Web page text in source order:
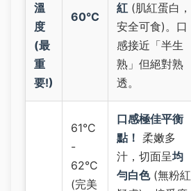
溫
度
(最
重
要!)
60°C
紅 (肌紅蛋白，
安全可食)。口
感接近「半生
熟」但絕對熟
透。
61°C
-
62°C
(完美
口感極佳平衡
點！ 柔嫩多
汁，切面呈均
勻白色(無粉紅